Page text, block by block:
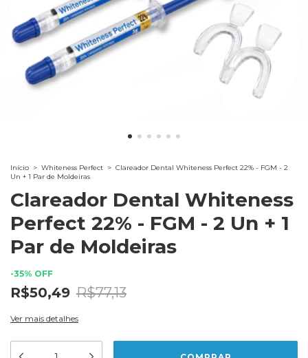
Início > Whiteness Perfect > Clareador Dental Whiteness Perfect 22% - FGM - 2
Un + 1 Par de Moldeiras
Clareador Dental Whiteness
Perfect 22% - FGM - 2 Un + 1
Par de Moldeiras
-35% OFF
R$50,49 R$77,13
Ver mais detalhes